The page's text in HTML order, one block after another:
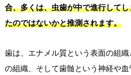
合、多くは、虫歯が中で進行して
たのではないかと推測されます。
歯は、エナメル質という表面の組
の組織、そして歯髄という神経や